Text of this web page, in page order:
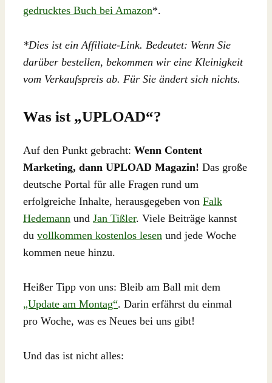
gedrucktes Buch bei Amazon*.
*Dies ist ein Affiliate-Link. Bedeutet: Wenn Sie
darüber bestellen, bekommen wir eine Kleinigkeit
vom Verkaufspreis ab. Für Sie ändert sich nichts.
Was ist „UPLOAD“?
Auf den Punkt gebracht: Wenn Content
Marketing, dann UPLOAD Magazin! Das große
deutsche Portal für alle Fragen rund um
erfolgreiche Inhalte, herausgegeben von Falk
Hedemann und Jan Tißler. Viele Beiträge kannst
du vollkommen kostenlos lesen und jede Woche
kommen neue hinzu.
Heißer Tipp von uns: Bleib am Ball mit dem
„Update am Montag“. Darin erfährst du einmal
pro Woche, was es Neues bei uns gibt!
Und das ist nicht alles: